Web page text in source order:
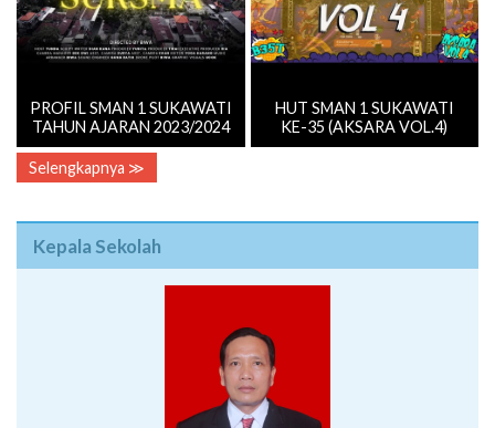
PROFIL SMAN 1 SUKAWATI
TAHUN AJARAN 2023/2024
HUT SMAN 1 SUKAWATI
KE-35 (AKSARA VOL.4)
Selengkapnya ≫
Kepala Sekolah